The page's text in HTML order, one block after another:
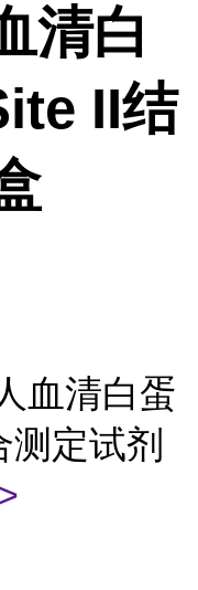
清白
II结
血清白蛋
测定试剂